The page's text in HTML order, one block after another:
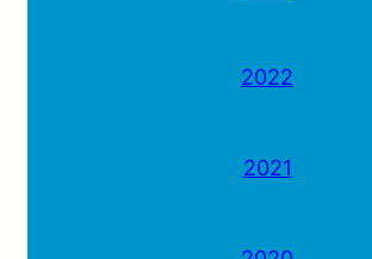
2022
2021